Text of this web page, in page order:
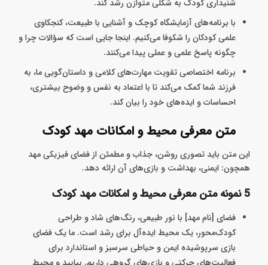
شنیداری کودک به شکلی متوازن رشد کند.
با برنامه‌های آزمایشگاه کوچک و آشنایی با طبیعت، کنجکاوی
علمی کودکان را شکوفا می‌کنیم. اینجا جایی است که سؤالات چرا و
چگونه پاسخ علمی و عملی پیدا می‌کنند.
برنامه اختصاصی تقویت مهارت‌های کلامی و داستان‌گویی ما، به
فرزند شما کمک می‌کند تا با اعتماد به نفس و وضوح بیشتری،
احساسات و ایده‌های خود را بیان کند.
متن معرفی محیط و امکانات مهد کودک
این متن باید تصوری روشن، جذاب و مطمئن از فضای فیزیکی مهد
همچون: ایمنی، بهداشت و بازی‌های آن ارائه دهد.
5 نمونه متن معرفی محیط و امکانات مهد کودک
فضای [نام مهد] با نور طبیعی، رنگ‌های شاد و طراحی
کودک‌محور، یک محیط ایده‌آل برای رشد است. ما یک فضای
بازی سرپوشیده ایمن و حیاطی سرسبز و استاندارد برای